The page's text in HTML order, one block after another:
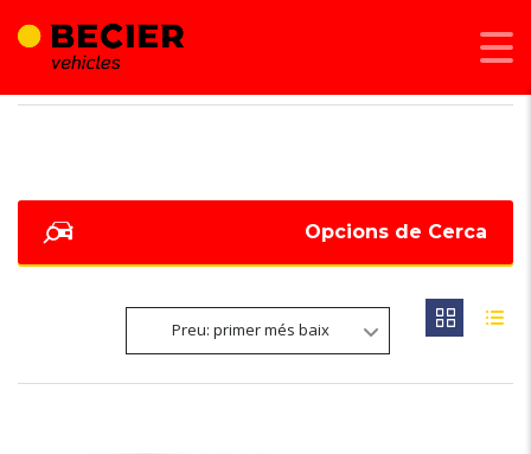
Opcions de Cerca
Preu: primer més baix